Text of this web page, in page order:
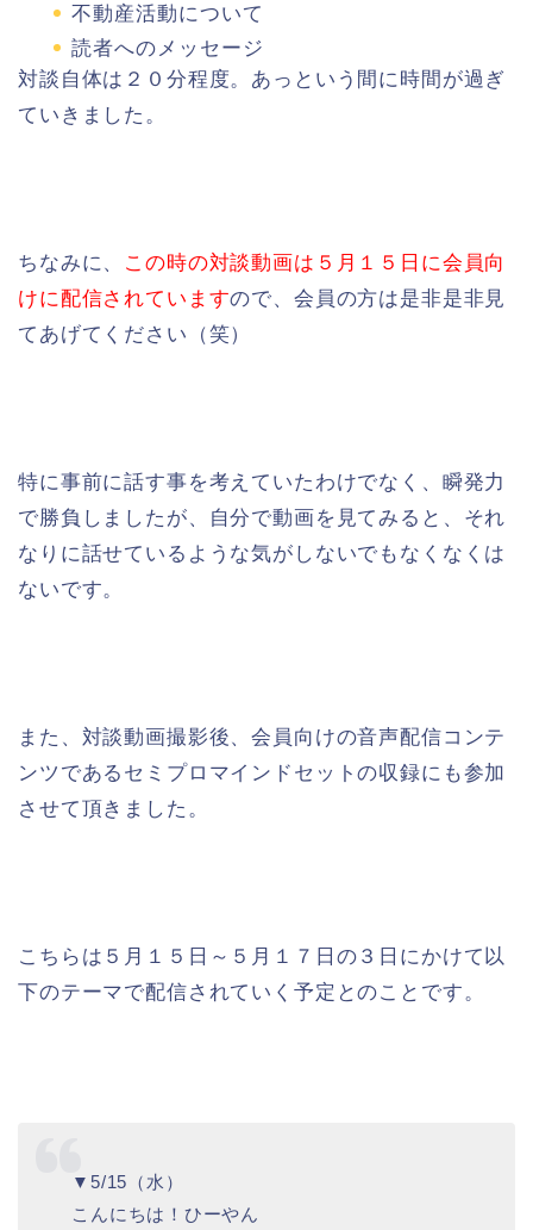
不動産活動について
読者へのメッセージ
対談自体は２０分程度。あっという間に時間が過ぎ
ていきました。
ちなみに、 この時の対談動画は５月１５日に会員向
けに配信されていますので、会員の方は是非是非見
てあげてください（笑）
特に事前に話す事を考えていたわけでなく、瞬発力
で勝負しましたが、自分で動画を見てみると、それ
なりに話せているような気がしないでもなくなくは
ないです。
また、対談動画撮影後、会員向けの音声配信コンテ
ンツであるセミプロマインドセットの収録にも参加
させて頂きました。
こちらは５月１５日～５月１７日の３日にかけて以
下のテーマで配信されていく予定とのことです。
▼5/15（水）
こんにちは！ひーやん